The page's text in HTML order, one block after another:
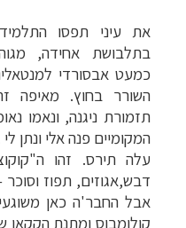
את עיני תפסו
בתלבושת אחידה,
כמעט אבסורדי
השורר בחוץ. מאיפה
תזמורת ניגנה, ונאמו
המקומיים פנה אלי ונתן
עלה תירס. זהו
דבש,אגוזים, תפוז
אבל החבר'ה כאן
קולומבוס ומתנת הקקאו